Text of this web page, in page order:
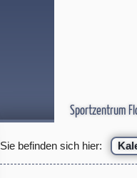
Sportzentrum
Sie befinden sich hier: